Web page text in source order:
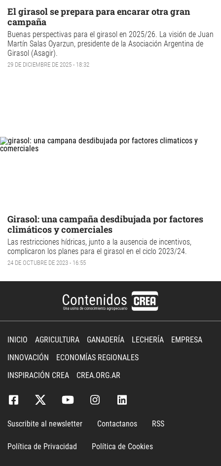
El girasol se prepara para encarar otra gran
campaña
Buenas perspectivas para el girasol en 2025/26. La visión de Juan
Martín Salas Oyarzun, presidente de la Asociación Argentina de
Girasol (Asagir).
29 DE DICIEMBRE DE 2025 - 18:32
Girasol: una campaña desdibujada por factores
climáticos y comerciales
Las restricciones hídricas, junto a la ausencia de incentivos,
complicaron los planes para el girasol en el ciclo 2023/24.
24 DE OCTUBRE DE 2023 - 16:55
INICIO AGRICULTURA GANADERÍA LECHERÍA
EMPRESA
INNOVACIÓN
ECONOMÍAS REGIONALES
INSPIRACIÓN CREA
CREA.ORG.AR
Suscribite al newsletter Contactanos RSS
Política de Privacidad Política de Cookies